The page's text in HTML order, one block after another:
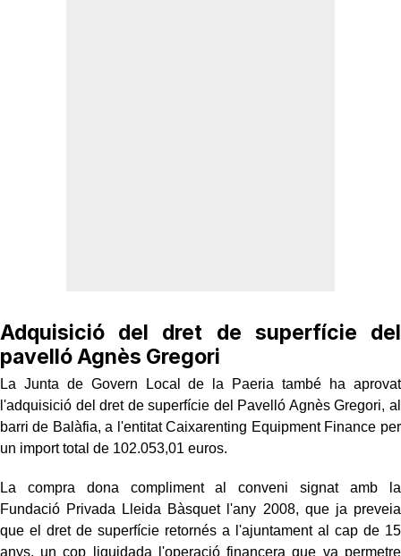
Adquisició del dret de superfície del
pavelló Agnès Gregori
La Junta de Govern Local de la Paeria també ha aprovat
l'adquisició del dret de superfície del Pavelló Agnès Gregori, al
barri de Balàfia, a l'entitat Caixarenting Equipment Finance per
un import total de 102.053,01 euros.
La compra dona compliment al conveni signat amb la
Fundació Privada Lleida Bàsquet l'any 2008, que ja preveia
que el dret de superfície retornés a l'ajuntament al cap de 15
anys, un cop liquidada l'operació financera que va permetre